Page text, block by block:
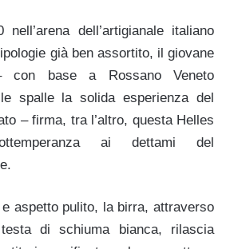
nell’arena dell’artigianale italiano
già ben assortito, il giovane
con base a Rossano Veneto
spalle la solida esperienza del
– firma, tra l’altro, questa Helles
ai dettami del
aspetto pulito, la birra, attraverso
di schiuma bianca, rilascia